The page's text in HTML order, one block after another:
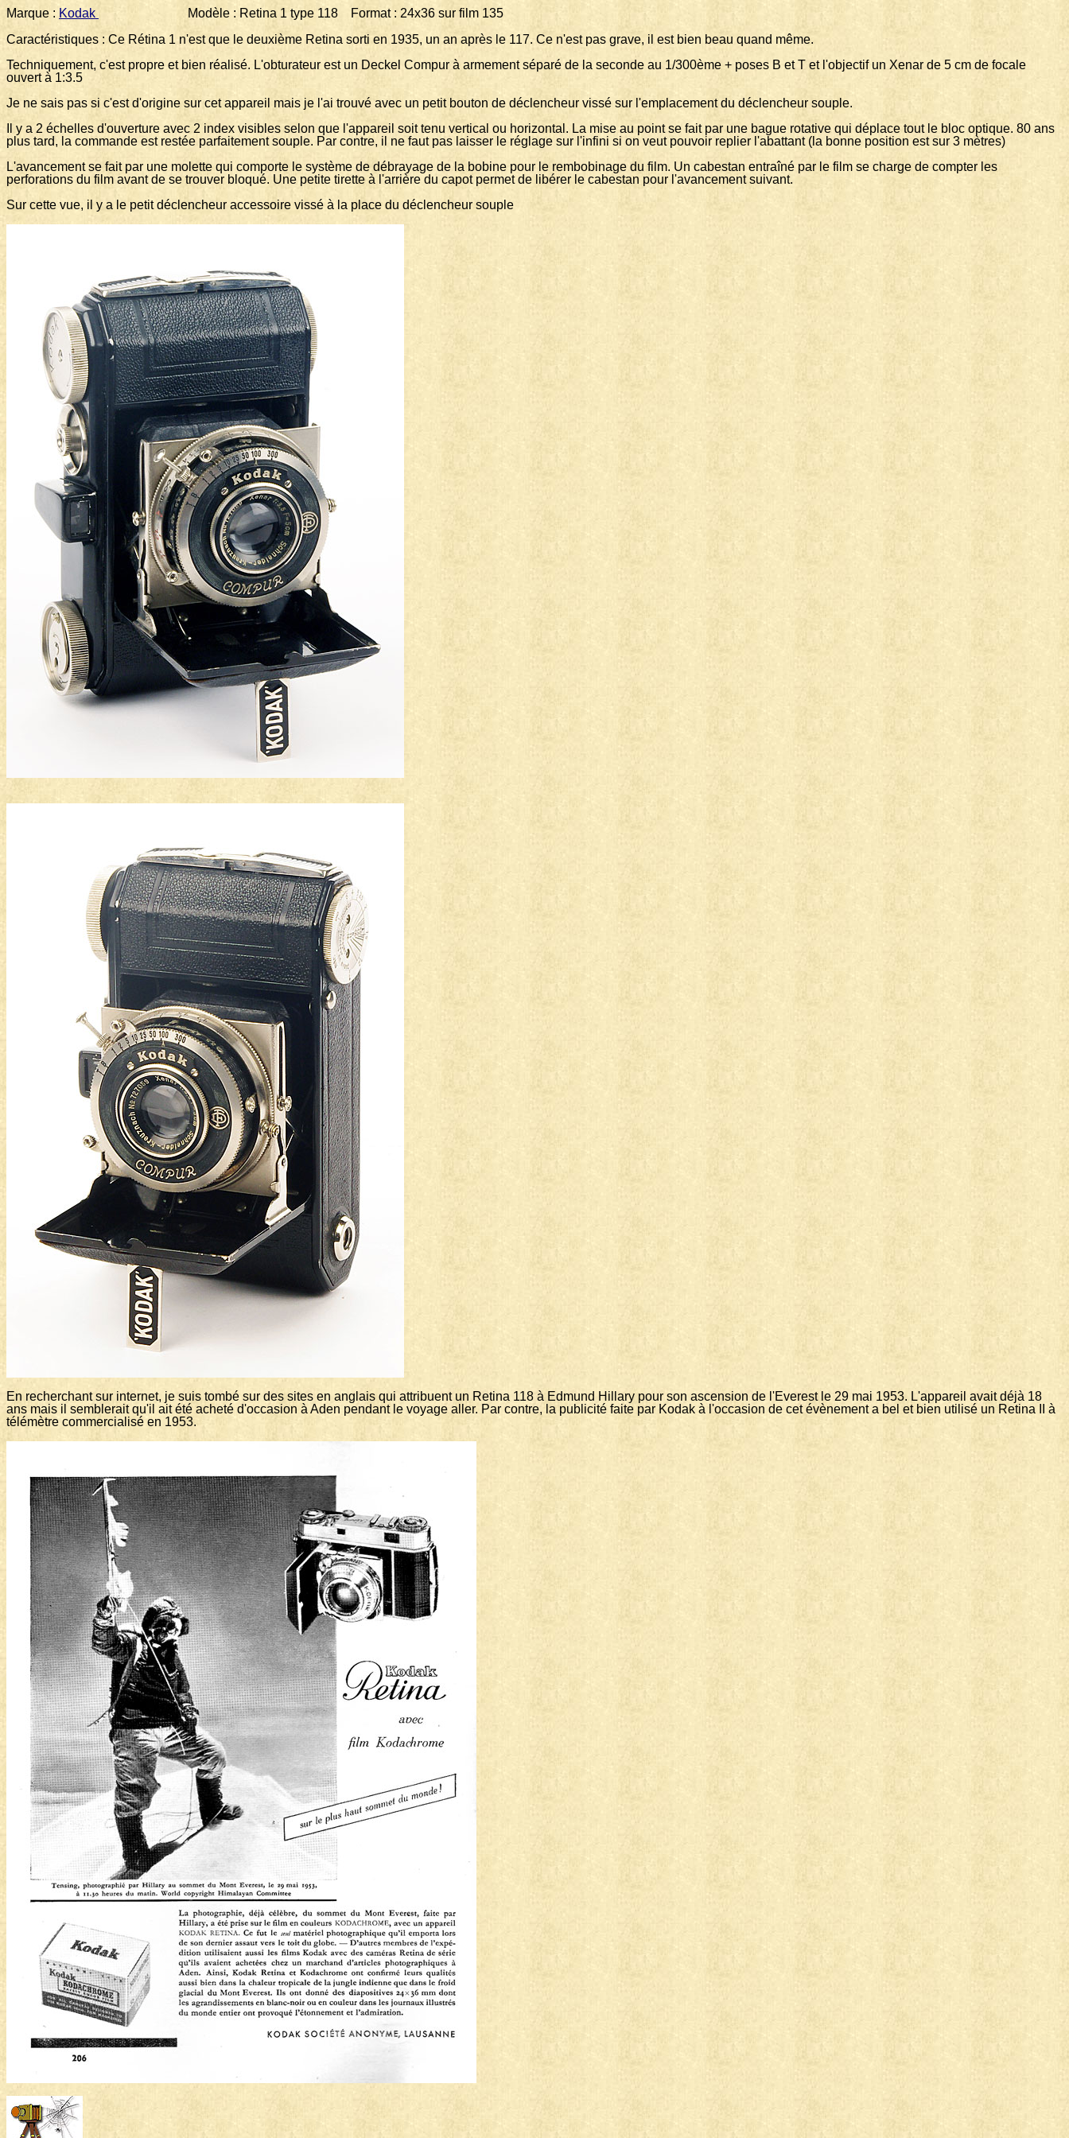
Marque : Kodak
Modèle : Retina 1 type 118 Format : 24x36 sur film 135
Caractéristiques : Ce Rétina 1 n'est que le deuxième Retina sorti en 1935, un an après le 117. Ce n'est pas grave, il est bien beau quand même.
Techniquement, c'est propre et bien réalisé. L'obturateur est un Deckel Compur à armement séparé de la seconde au 1/300ème + poses B et T et l'objectif un Xenar de 5 cm de focale
ouvert à 1:3.5
Je ne sais pas si c'est d'origine sur cet appareil mais je l'ai trouvé avec un petit bouton de déclencheur vissé sur l'emplacement du déclencheur souple.
Il y a 2 échelles d'ouverture avec 2 index visibles selon que l'appareil soit tenu vertical ou horizontal. La mise au point se fait par une bague rotative qui déplace tout le bloc optique. 80 ans
plus tard, la commande est restée parfaitement souple. Par contre, il ne faut pas laisser le réglage sur l'infini si on veut pouvoir replier l'abattant (la bonne position est sur 3 mètres)
L'avancement se fait par une molette qui comporte le système de débrayage de la bobine pour le rembobinage du film. Un cabestan entraîné par le film se charge de compter les
perforations du film avant de se trouver bloqué. Une petite tirette à l'arrière du capot permet de libérer le cabestan pour l'avancement suivant.
Sur cette vue, il y a le petit déclencheur accessoire vissé à la place du déclencheur souple
En recherchant sur internet, je suis tombé sur des sites en anglais qui attribuent un Retina 118 à Edmund Hillary pour son ascension de l'Everest le 29 mai 1953. L'appareil avait déjà 18
ans mais il semblerait qu'il ait été acheté d'occasion à Aden pendant le voyage aller. Par contre, la publicité faite par Kodak à l'occasion de cet évènement a bel et bien utilisé un Retina II à
télémètre commercialisé en 1953.